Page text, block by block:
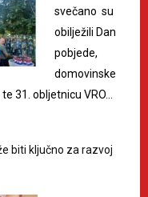
svečano su
obilježili Dan
pobjede,
domovinske
31. obljetnicu VRO…
biti ključno za razvoj